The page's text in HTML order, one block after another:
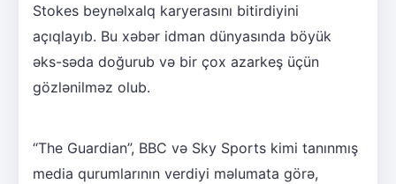
Stokes beynəlxalq karyerasını bitirdiyini
açıqlayıb. Bu xəbər idman dünyasında böyük
əks-səda doğurub və bir çox azarkeş üçün
gözlənilməz olub.
“The Guardian”, BBC və Sky Sports kimi tanınmış
media qurumlarının verdiyi məlumata görə,